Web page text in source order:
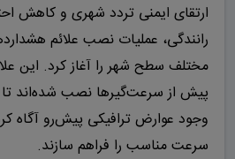
ارتقای ایمنی تردد شهری و کاهش
رانندگی، عملیات نصب علائم
مختلف سطح شهر را آغاز کرد. این
پیش از سرعت‌گیرها نصب شده‌اند تا
وجود عوارض ترافیکی پیش‌رو آگاه
سرعت مناسب را فراهم سازند.